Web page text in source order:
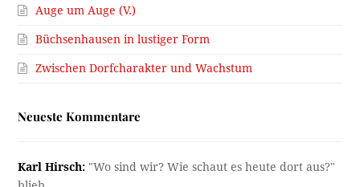
Auge um Auge (V.)
Büchsenhausen in lustiger Form
Zwischen Dorfcharakter und Wachstum
Neueste Kommentare
Karl Hirsch: "Wo sind wir? Wie schaut es heute dort aus?"